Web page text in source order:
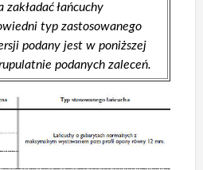
łańcuchy
typ zastosowanego
podany jest w poniższej
podanych zaleceń.